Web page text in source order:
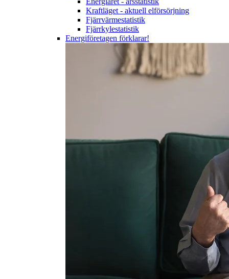
Kraftläget - aktuell elförsörjning
Fjärrvärmestatistik
Fjärrkylestatistik
Energiföretagen förklarar!